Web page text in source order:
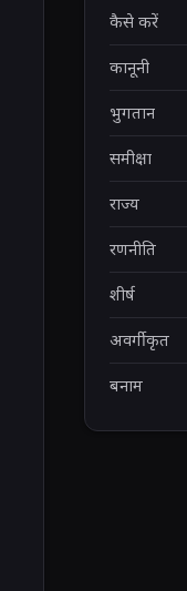
कैसे करें
कानूनी
भुगतान
समीक्षा
राज्य
रणनीति
शीर्ष
अवर्गीकृत
बनाम